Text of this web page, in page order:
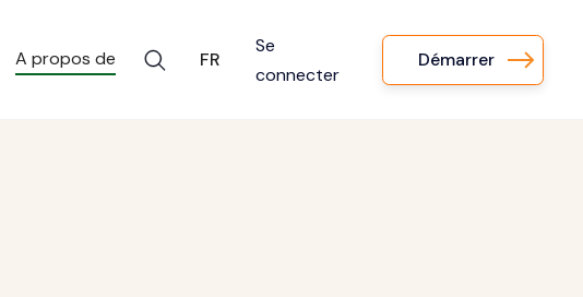
A propos de FR
Se
connecter
Démarrer